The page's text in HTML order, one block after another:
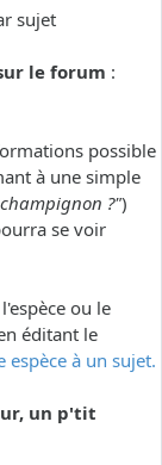
sujet
le forum :
possible
à une simple
?")
se voir
ou le
éditant le
à un sujet.
un p'tit